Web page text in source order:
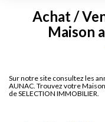
Sélectionnez...
Type de bien
Achat /
Maison
Sur notre site consultez les
AUNAC. Trouvez votre
de SELECTION IMMOBILIER.